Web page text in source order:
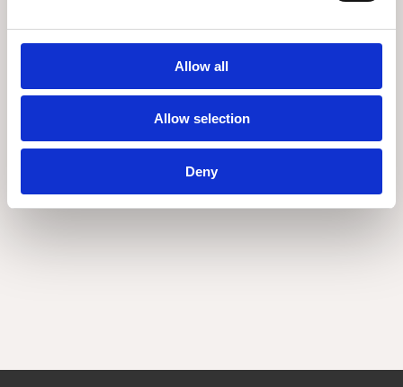
Allow all
Allow selection
Deny
Hur länge håller underlagspapp?
En bra underlagspapp kan hålla i många år,
men det behöver monteras och underhållas på